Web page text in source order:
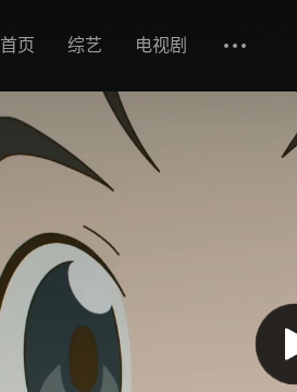
首页 综艺 电视剧